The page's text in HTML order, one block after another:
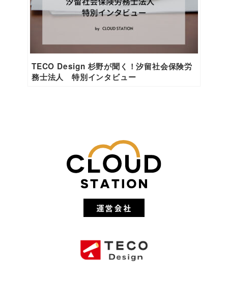
TECO Design 杉野が聞く！汐留社会保険労
務士法人 特別インタビュー
運営会社